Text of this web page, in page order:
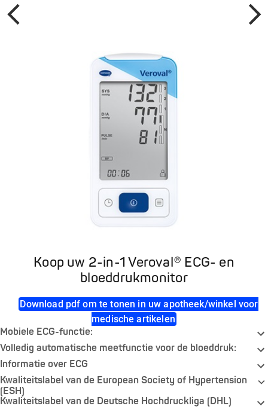
Vorige
Koop uw 2-in-1 Veroval® ECG- en
bloeddrukmonitor
Download pdf om te tonen in uw apotheek/winkel voor
medische artikelen
Mobiele ECG-functie:
Volledig automatische meetfunctie voor de bloeddruk:
Informatie over ECG
Kwaliteitslabel van de European Society of Hypertension
(ESH)
Kwaliteitslabel van de Deutsche Hochdruckliga (DHL)